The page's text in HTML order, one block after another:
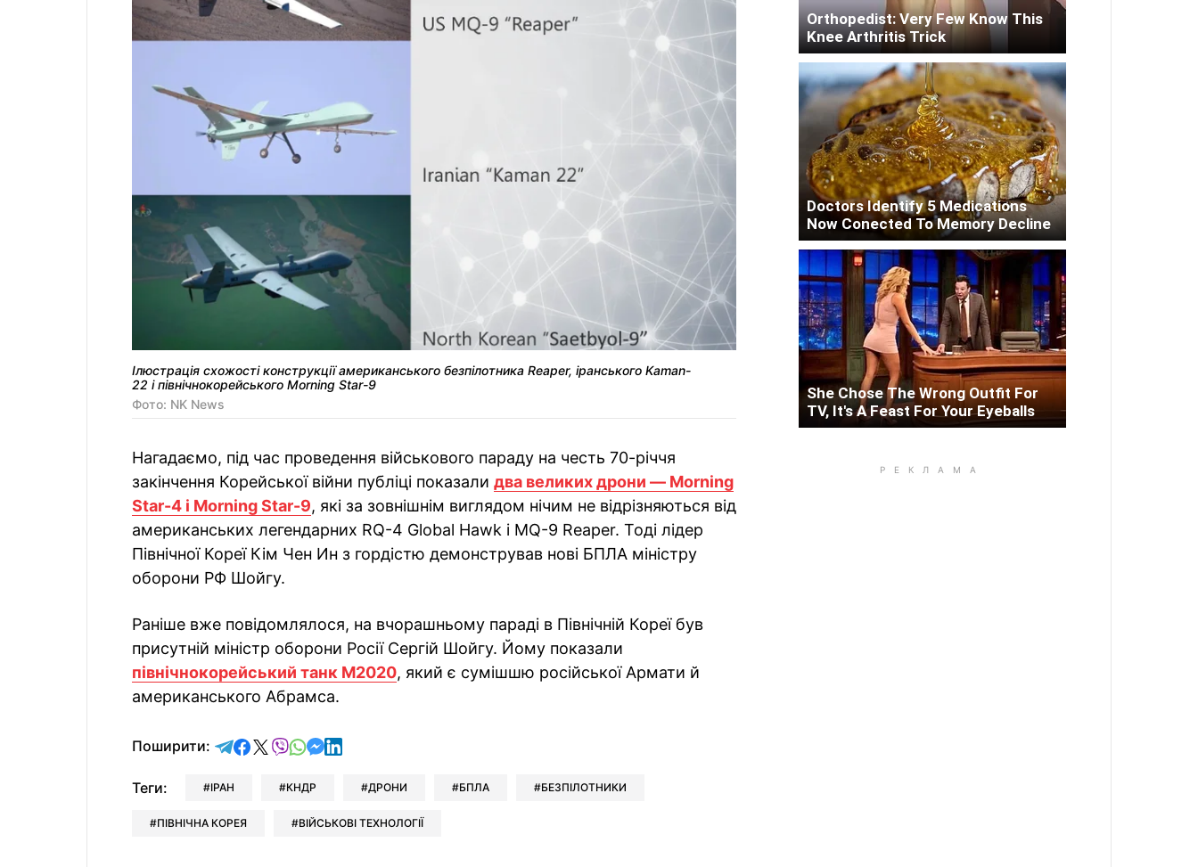
Ілюстрація схожості конструкції американського безпілотника Reaper, іранського Kaman-
22 і північнокорейського Morning Star-9
Фото: NK News
Нагадаємо, під час проведення військового параду на честь 70-річчя
закінчення Корейської війни публіці показали два великих дрони — Morning
Star-4 і Morning Star-9, які за зовнішнім виглядом нічим не відрізняються від
американських легендарних RQ-4 Global Hawk і MQ-9 Reaper. Тоді лідер
Північної Кореї Кім Чен Ин з гордістю демонстрував нові БПЛА міністру
оборони РФ Шойгу.
Раніше вже повідомлялося, на вчорашньому параді в Північній Кореї був
присутній міністр оборони Росії Сергій Шойгу. Йому показали
північнокорейський танк M2020, який є сумішшю російської Армати й
американського Абрамса.
Поширити: відправити у Telegram
поділитись у Facebook
поділитись у X
відправити у Viber
відправити у Whatsapp
відправити у Messenger
відправити у LinkedIn
Теги: ІРАН КНДР ДРОНИ БПЛА БЕЗПІЛОТНИКИ
ПІВНІЧНА КОРЕЯ ВІЙСЬКОВІ ТЕХНОЛОГІЇ
Orthopedist: Very Few Know This
Knee Arthritis Trick
Doctors Identify 5 Medications
Now Conected To Memory Decline
She Chose The Wrong Outfit For
TV, It's A Feast For Your Eyeballs